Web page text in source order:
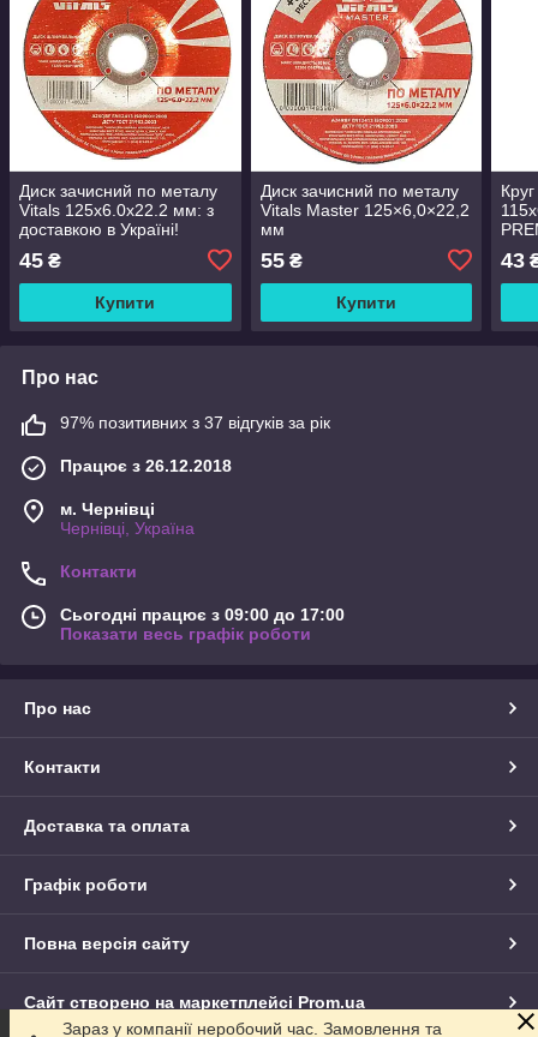
Диск зачисний по металу
Vitals 125х6.0х22.2 мм: з
доставкою в Україні!
45 ₴
Купити
Диск зачисний по металу
Vitals Master 125×6,0×22,2
мм
55₴
Купити
43
Про нас
97% позитивних з 37 відгуків за рік
Працює з 26.12.2018
м. Чернівці
Чернівці, Україна
Контакти
Сьогодні працює з 09:00 до 17:00
Показати весь графік роботи
Про нас
Контакти
Доставка та оплата
Графік роботи
Повна версія сайту
Сайт створено на маркетплейсі Prom.ua
Зараз у компанії неробочий час. Замовлення та